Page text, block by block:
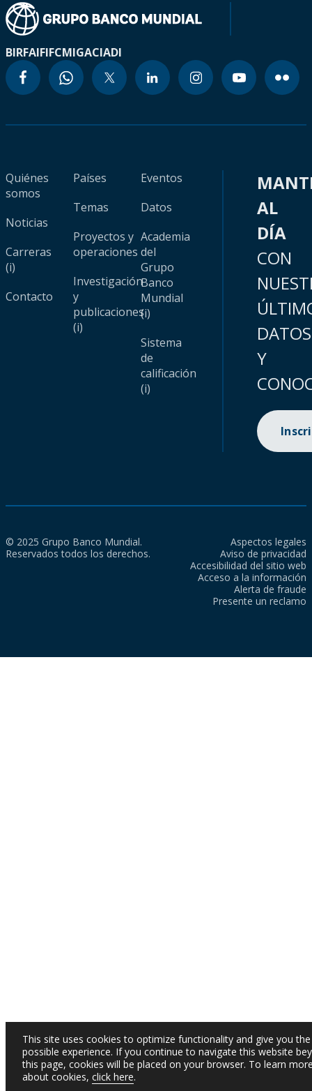
BIRFAIFIFCMIGACIADI
Quiénes
somos
Noticias
Carreras
(i)
Contacto
Países
Temas
Proyectos y
operaciones
Investigación
y
publicaciones
(i)
Eventos
Datos
Academia
del
Grupo
Banco
Mundial
(i)
Sistema
de
calificación
(i)
AL
DÍA
CON
DATOS
Y
© 2025 Grupo Banco Mundial.
Reservados todos los derechos.
Aspectos legales
Aviso de privacidad
Accesibilidad del sitio web
Acceso a la información
Alerta de fraude
Presente un reclamo
This site uses cookies to optimize functionality and give you
possible experience. If you continue to navigate this website
this page, cookies will be placed on your browser. To learn
about cookies, click here.